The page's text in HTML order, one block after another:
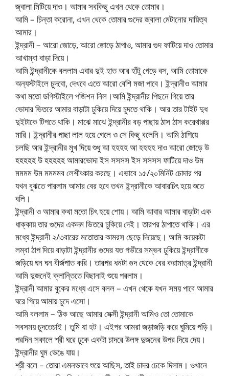
জ্বালা মিটিয়ে দাও। আমার সবকিছু এখন থেকে তোমার।
আমি – চিন্তা করোনা, এখন থেকে তোমার গুদের জ্বালা মেটানোর দায়িত্ব
আমার।
ইন্দ্রানী – আরো জোড়ে, আরো জোড়ে ঠাপাও, আমার গুদ ফাটিয়ে দাও তোমার
আখাম্বা বাড়া দিয়ে।
আমি ইন্দ্রানীকে বললাম এবার দুই হাত আর হাঁটু গেড়ে বস, আমি তোমাকে
অন্যস্টাইলে চুদবো, দেখবে এতে আরো বেশি মজা পাবে। ইন্দ্রানীও আমার
কথা মতো ডগিস্টাইলে পজিশন নিল।আমি ইন্দ্রানীর পিছনে গিয়ে তার
ভোদার ভিতরে আমার বাড়াটা ঢুকিয়ে দিয়ে চুদতে থাকি। আর তার টাইট দুধ
দুইটাকে টিপতে থাকি। মাঝে মাঝে ইন্দ্রানীর বড় পাছায় ঠাস ঠাস করেথাপ্পর
মারি। ইন্দ্রানীর পাছা লাল হয়ে গেলে ও সে কিছু বলেনি। আমি ঠাপিয়ে
চলছি আর ইন্দ্রানীর মুখ দিয়ে শুধু আ হহহহ আ হহহহ দাও আরো জোড়ে উ
হহহহহ উ হহহহহ আমারভোদা ইস সসসস ইস সসসস ফাটিয়ে দাও উম
মমমম উম মমমমব লেশীৎকার করছে। এভাবে ১৫/২০মিনিট চোদার পর
যখন বুঝতে পারলাম আমার বের হবে তখন ইন্দ্রানীকে আবারচিৎ হয়ে শুতে
বলি।
ইন্দ্রানী ও আমার কথা মতো চিৎ হয়ে শোয়। আমি আবার আমার বাড়াটা এক
ধাক্কায় তার গুদের একদম ভিতরে ঢুকিয়ে দেই। তারপর ঠাপাতে থাকি। এর
মধ্যে ইন্দ্রানী ২/৩বারের মতোতার কামরস ছেড়ে দিয়েছে। আমি কয়েকটা
লম্বা ঠাপ দিয়ে বাড়াটা ইন্দ্রানীর গুদের যত গভীরে সম্ভব ঢুকিয়ে ইন্দ্রানীকে
জড়িয়ে ঘন ঘন বীর্জপাত করি। তারপর ধনটা গুদ থেকে বের করামাত্র ইন্দ্রানী
আমি দুজনেই ক্লান্তিতে বিছানাই শুয়ে পরলাম।
ইন্দ্রানী আমার বুকের মধ্যে এসে বলল – এখন থেকে যখন সময় পাবে আমার
ঘরে গিয়ে আমায় চুদে এসো।
আমি বললাম – ঠিক আছে আমার সেক্সী ইন্দ্রানী আমিও তো তোমাকে
সবসময় চুদতেচাই। তুমি যা হট। এইপর আমরা জড়াজড়ি করে ঘুমিয়ে পড়ি।
পরদিন সকালে শ্রী ঘরে ঢুকে একটা চাদরে উলঙ্গ দুজনের উপর দিয়ে দেয়।
ইন্দ্রানীর ঘুম ভেঙে যায়।
শ্রী বলে – তোরা এমনভাবে শুয়ে আছিস, তাই চাদর ঢেকে দিলাম। ওখানে